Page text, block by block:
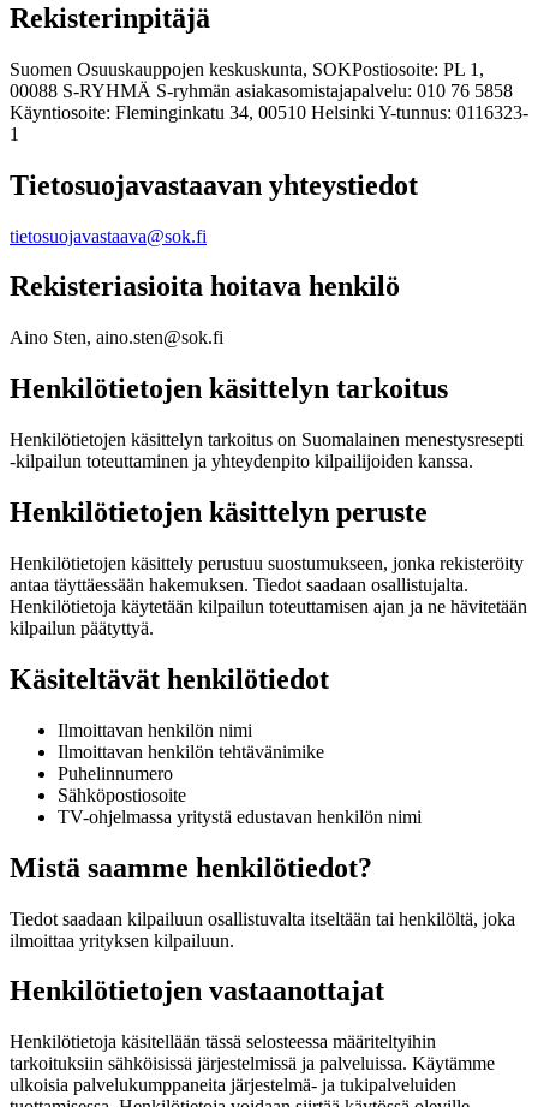
Rekisterinpitäjä
Suomen Osuuskauppojen keskuskunta, SOKPostiosoite: PL 1,
00088 S-RYHMÄ S-ryhmän asiakasomistajapalvelu: 010 76 5858
Käyntiosoite: Fleminginkatu 34, 00510 Helsinki Y-tunnus: 0116323-
1
Tietosuojavastaavan yhteystiedot
tietosuojavastaava@sok.fi
Rekisteriasioita hoitava henkilö
Aino Sten, aino.sten@sok.fi
Henkilötietojen käsittelyn tarkoitus
Henkilötietojen käsittelyn tarkoitus on Suomalainen menestysresepti
-kilpailun toteuttaminen ja yhteydenpito kilpailijoiden kanssa.
Henkilötietojen käsittelyn peruste
Henkilötietojen käsittely perustuu suostumukseen, jonka rekisteröity
antaa täyttäessään hakemuksen. Tiedot saadaan osallistujalta.
Henkilötietoja käytetään kilpailun toteuttamisen ajan ja ne hävitetään
kilpailun päätyttyä.
Käsiteltävät henkilötiedot
Ilmoittavan henkilön nimi
Ilmoittavan henkilön tehtävänimike
Puhelinnumero
Sähköpostiosoite
TV-ohjelmassa yritystä edustavan henkilön nimi
Mistä saamme henkilötiedot?
Tiedot saadaan kilpailuun osallistuvalta itseltään tai henkilöltä, joka
ilmoittaa yrityksen kilpailuun.
Henkilötietojen vastaanottajat
Henkilötietoja käsitellään tässä selosteessa määriteltyihin
tarkoituksiin sähköisissä järjestelmissä ja palveluissa. Käytämme
ulkoisia palvelukumppaneita järjestelmä- ja tukipalveluiden